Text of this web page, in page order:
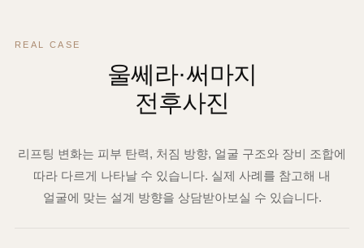
REAL CASE
울쎄라·써마지
전후사진
리프팅 변화는 피부 탄력, 처짐 방향, 얼굴 구조와 장비 조합에
따라 다르게 나타날 수 있습니다. 실제 사례를 참고해 내
얼굴에 맞는 설계 방향을 상담받아보실 수 있습니다.